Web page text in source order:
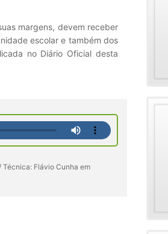
margens, devem receber
escolar e também dos
no Diário Oficial desta
Técnica: Flávio Cunha em